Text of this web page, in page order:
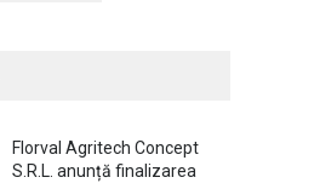
Florval Agritech Concept
S.R.L. anunță finalizarea